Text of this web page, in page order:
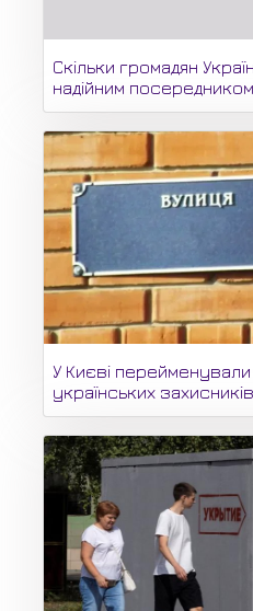
Скільки громадян
надійним
У Києві
українських